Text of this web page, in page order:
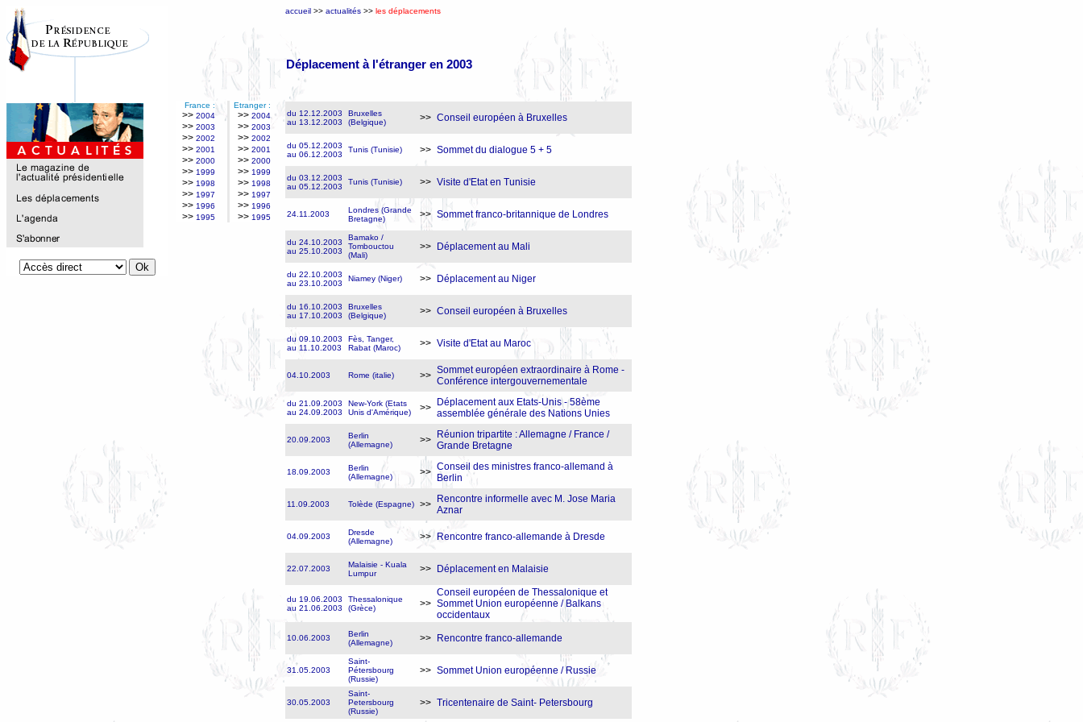
France :
>> 2004
>> 2003
>> 2002
>> 2001
>> 2000
>> 1999
>> 1998
>> 1997
>> 1996
>> 1995
Etranger :
>> 2004
>> 2003
>> 2002
>> 2001
>> 2000
>> 1999
>> 1998
>> 1997
>> 1996
>> 1995
accueil >> actualités >> les déplacements
Déplacement à l'étranger en 2003
du 12.12.2003
au 13.12.2003
Bruxelles
(Belgique)
>> Conseil européen à Bruxelles
du 05.12.2003
au 06.12.2003
Tunis (Tunisie) >> Sommet du dialogue 5 + 5
du 03.12.2003
au 05.12.2003
Tunis (Tunisie) >> Visite d'Etat en Tunisie
24.11.2003
Londres (Grande
Bretagne)
>> Sommet franco-britannique de Londres
du 24.10.2003
au 25.10.2003
Bamako /
Tombouctou
(Mali)
>> Déplacement au Mali
du 22.10.2003
au 23.10.2003
Niamey (Niger) >> Déplacement au Niger
du 16.10.2003
au 17.10.2003
Bruxelles
(Belgique)
>> Conseil européen à Bruxelles
du 09.10.2003
au 11.10.2003
Fès, Tanger,
Rabat (Maroc)
>> Visite d'Etat au Maroc
04.10.2003 Rome (italie) >> Sommet européen extraordinaire à Rome -
Conférence intergouvernementale
du 21.09.2003
au 24.09.2003
New-York (Etats
Unis d'Amérique)
>>
Déplacement aux Etats-Unis - 58ème
assemblée générale des Nations Unies
20.09.2003
Berlin
(Allemagne)
>>
Réunion tripartite : Allemagne / France /
Grande Bretagne
18.09.2003
Berlin
(Allemagne)
>> Conseil des ministres franco-allemand à
Berlin
11.09.2003 Tolède (Espagne) >>
Rencontre informelle avec M. Jose Maria
Aznar
04.09.2003
Dresde
(Allemagne)
>> Rencontre franco-allemande à Dresde
22.07.2003
Malaisie - Kuala
Lumpur
>> Déplacement en Malaisie
du 19.06.2003
au 21.06.2003
Thessalonique
(Grèce)
>>
Conseil européen de Thessalonique et
Sommet Union européenne / Balkans
occidentaux
10.06.2003
Berlin
(Allemagne)
>> Rencontre franco-allemande
31.05.2003
Saint-
Pétersbourg
(Russie)
>> Sommet Union européenne / Russie
30.05.2003
Saint-
Petersbourg
(Russie)
>> Tricentenaire de Saint- Petersbourg